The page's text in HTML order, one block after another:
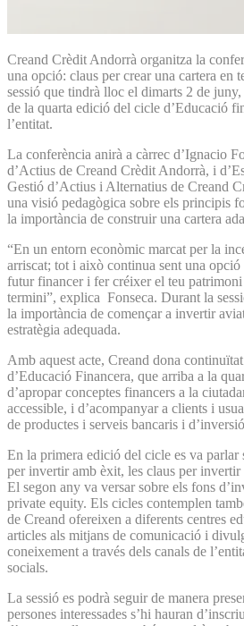
Creand Crèdit Andorrà organitza la
una opció: claus per crear una cartera en
sessió que tindrà lloc el dimarts 2 de
de la quarta edició del cicle d’Educació
l’entitat.
La conferència anirà a càrrec d’Ignacio
d’Actius de Creand Crèdit Andorrà, i
Gestió d’Actius i Alternatius de Creand
una visió pedagògica sobre els principis
la importància de construir una cartera
“En un entorn econòmic marcat per la
arriscat; tot i això continua sent una
futur financer i fer créixer el teu
termini”, explica Fonseca. Durant la
la importància de començar a invertir
estratègia adequada.
Amb aquest acte, Creand dona
d’Educació Financera, que arriba a la
d’apropar conceptes financers a la
accessible, i d’acompanyar a clients i
de productes i serveis bancaris i
En la primera edició del cicle es va parlar
per invertir amb èxit, les claus per
El segon any va versar sobre els fons
private equity. Els cicles contemplen
de Creand ofereixen a diferents centres
articles als mitjans de comunicació i
coneixement a través dels canals de
socials.
La sessió es podrà seguir de manera
persones interessades s’hi hauran